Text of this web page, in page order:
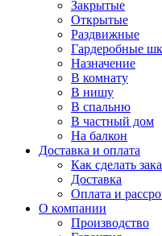
Закрытые
Открытые
Раздвижные
Гардеробные
Назначение
В комнату
В нишу
В спальню
В частный дом
На балкон
Доставка и оплата
Как сделать
Доставка
Оплата и
О компании
Производство